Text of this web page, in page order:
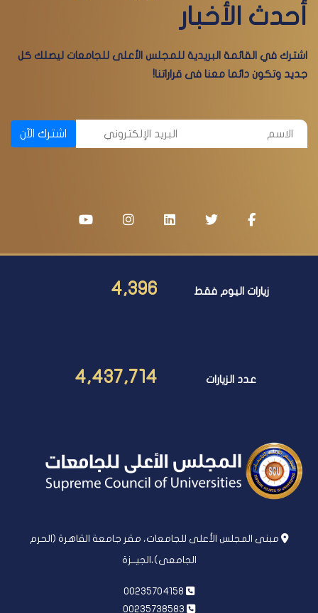
أحدث الأخبار
اشترك في القائمة البريدية للمجلس الأعلى للجامعات ليصلك كل
جديد وتكون دائما معنا فى قراراتنا!
اشترك الآن
زيارات اليوم فقط 4,396
عدد الزيارات 4,437,714
مبنى المجلس الأعلى للجامعات، مقر جامعة القاهرة (الحرم
الجامعى)،الجيــزة